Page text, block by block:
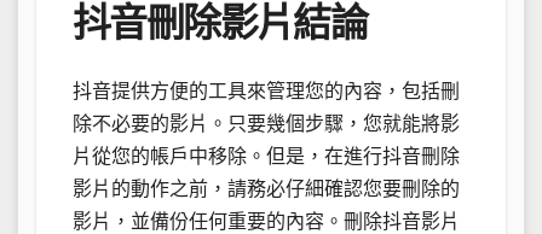
抖音刪除影片結論
抖音提供方便的工具來管理您的內容，包括刪
除不必要的影片。只要幾個步驟，您就能將影
片從您的帳戶中移除。但是，在進行抖音刪除
影片的動作之前，請務必仔細確認您要刪除的
影片，並備份任何重要的內容。刪除抖音影片